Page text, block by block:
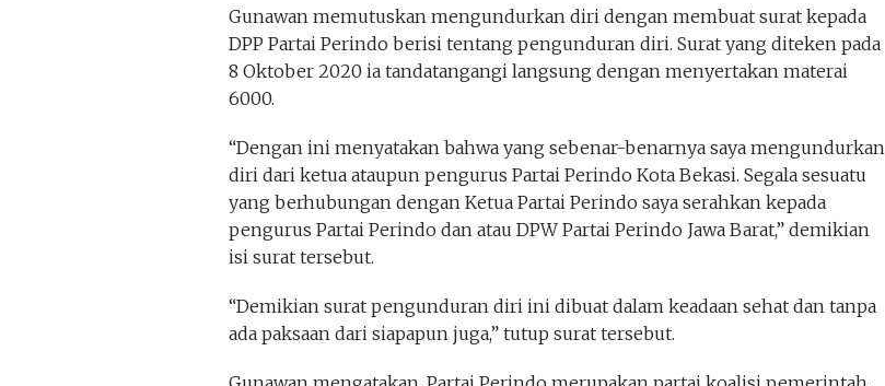
Gunawan memutuskan mengundurkan diri dengan membuat surat kepada
DPP Partai Perindo berisi tentang pengunduran diri. Surat yang diteken pada
8 Oktober 2020 ia tandatangangi langsung dengan menyertakan materai
6000.
“Dengan ini menyatakan bahwa yang sebenar-benarnya saya mengundurkan
diri dari ketua ataupun pengurus Partai Perindo Kota Bekasi. Segala sesuatu
yang berhubungan dengan Ketua Partai Perindo saya serahkan kepada
pengurus Partai Perindo dan atau DPW Partai Perindo Jawa Barat,” demikian
isi surat tersebut.
“Demikian surat pengunduran diri ini dibuat dalam keadaan sehat dan tanpa
ada paksaan dari siapapun juga,” tutup surat tersebut.